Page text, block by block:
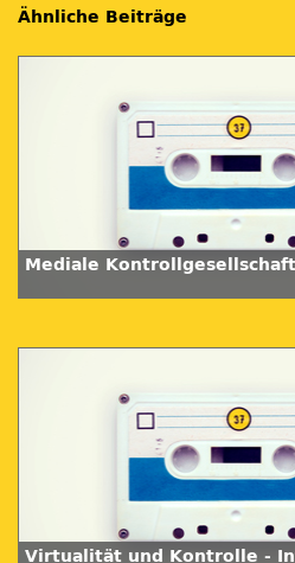
Ähnliche Beiträge
Mediale Kontrollgesellschaft
Virtualität und Kontrolle -